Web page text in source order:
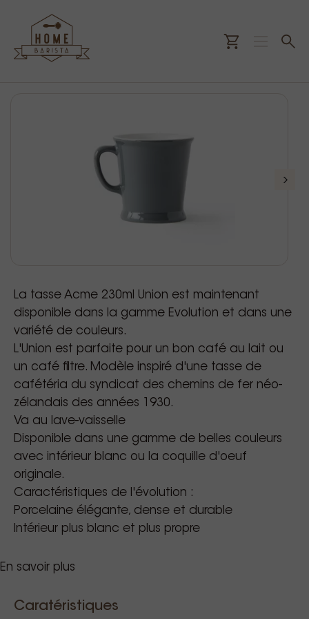
La tasse Acme 230ml Union est maintenant
disponible dans la gamme Evolution et dans une
variété de couleurs.
L'Union est parfaite pour un bon café au lait ou
un café filtre. Modèle inspiré d'une tasse de
cafétéria du syndicat des chemins de fer néo-
zélandais des années 1930.
Va au lave-vaisselle
Disponible dans une gamme de belles couleurs
avec intérieur blanc ou la coquille d'oeuf
originale.
Caractéristiques de l'évolution :
Porcelaine élégante, dense et durable
Intérieur plus blanc et plus propre
Acme & Co conçoit des tasses à café robustes et
Acme & Co s'est établi comme leader du marché
En savoir plus
Caratéristiques